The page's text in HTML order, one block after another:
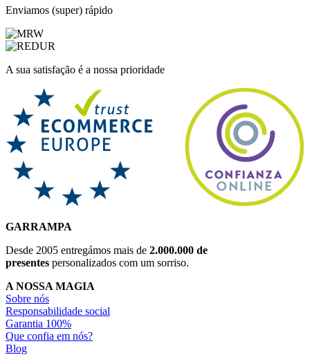
Enviamos (super) rápido
A sua satisfação é a nossa prioridade
GARRAMPA
Desde 2005 entregámos mais de 2.000.000 de
presentes personalizados com um sorriso.
A NOSSA MAGIA
Sobre nós
Responsabilidade social
Garantia 100%
Que confia em nós?
Blog